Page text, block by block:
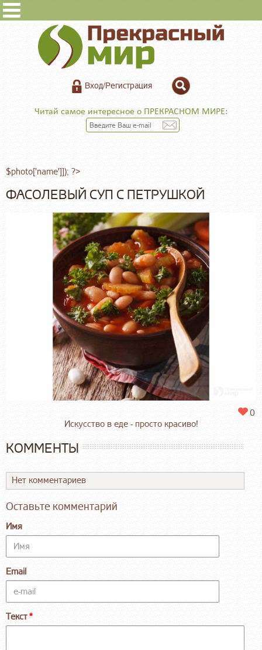
Вход/Регистрация
Читай самое интересное о ПРЕКРАСНОМ МИРЕ:
$photo['name']]); ?>
ФАСОЛЕВЫЙ СУП С ПЕТРУШКОЙ
0
Искусство в еде - просто красиво!
КОММЕНТЫ
Нет комментариев
Оставьте комментарий
Имя
Email
Текст